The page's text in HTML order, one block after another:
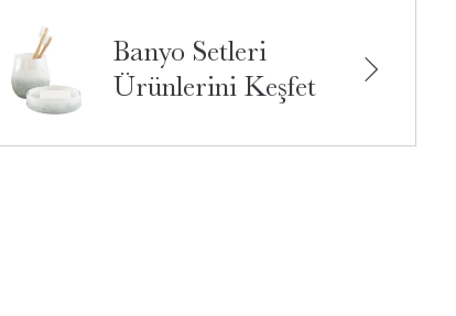
Banyo Setleri
Ürünlerini Keşfet